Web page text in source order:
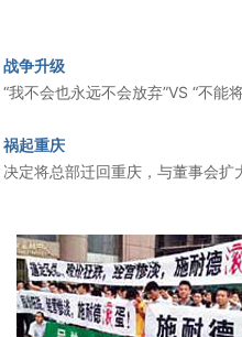
战争升级
“我不会也永远不会放弃”VS “不能
祸起重庆
决定将总部迁回重庆，与董事会